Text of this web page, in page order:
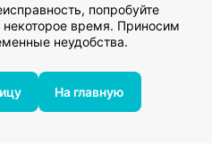
попробуйте
некоторое время. Приносим
неудобства.
На главную